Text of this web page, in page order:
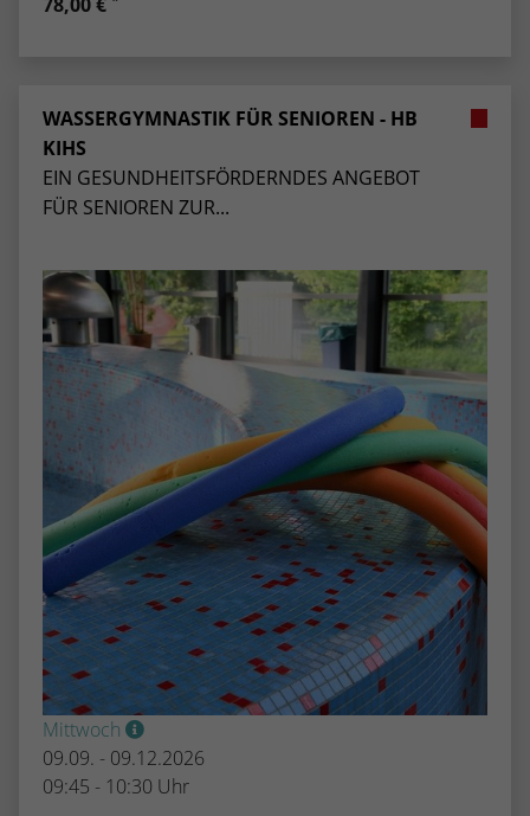
WASSERGYMNASTIK FÜR SENIOREN - HB
KIHS
EIN GESUNDHEITSFÖRDERNDES ANGEBOT
FÜR SENIOREN ZUR...
Mittwoch
09.09. - 09.12.2026
09:45 - 10:30 Uhr